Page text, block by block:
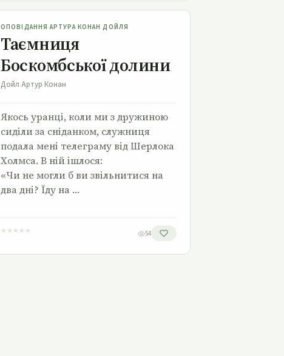
Таємниця Боскомбської долини
ОПОВІДАННЯ АРТУРА КОНАН ДОЙЛЯ
Таємниця
Боскомбської долини
Дойл Артур Конан
Якось уранці, коли ми з дружиною
сиділи за сніданком, служниця
подала мені телеграму від Шерлока
Холмса. В ній ішлося:
«Чи не могли б ви звільнитися на
два дні? Їду на …
★ ★ ★ ★ ★ 54